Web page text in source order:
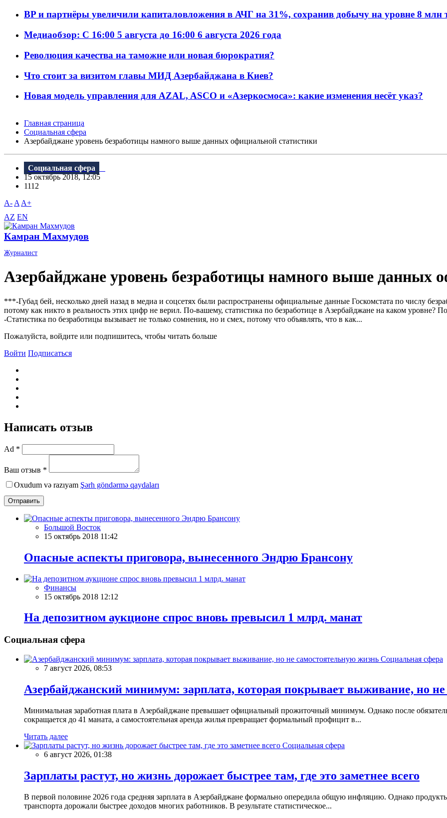
BP и партнёры увеличили капиталовложения в АЧГ на 31%, сохранив добычу на уровне 8 млн
Медиаобзор: С 16:00 5 августа до 16:00 6 августа 2026 года
Революция качества на таможне или новая бюрократия?
Что стоит за визитом главы МИД Азербайджана в Киев?
Новая модель управления для AZAL, ASCO и «Азеркосмоса»: какие изменения несёт указ?
Главная страница
Социальная сфера
Азербайджане уровень безработицы намного выше данных официальной статистики
Социальная сфера
15 октябрь 2018, 12:05
1112
A- A A+
AZ EN
Камран Махмудов
Журналист
Азербайджане уровень безработицы намного выше данных
***-Губад бей, несколько дней назад в медиа и соцсетях были распространены официальные данные Госкомстата по числу
потому как никто в реальность этих цифр не верил. По-вашему, статистика по безработице в Азербайджане на каком уровне?
-Статистика по безработицы вызывает не только сомнения, но и смех, потому что объявлять, что в как...
Пожалуйста, войдите или подпишитесь, чтобы читать больше
Войти Подписаться
Написать отзыв
Ad *
Ваш отзыв *
Oxudum və razıyam Şərh göndərmə qaydaları
Отправить
Большой Восток
15 октябрь 2018 11:42
Опасные аспекты приговора, вынесенного Эндрю Брансону
Финансы
15 октябрь 2018 12:12
На депозитном аукционе спрос вновь превысил 1 млрд. манат
Социальная сфера
Социальная сфера
7 август 2026, 08:53
Азербайджанский минимум: зарплата, которая покрывает выживание, но
Минимальная заработная плата в Азербайджане превышает официальный прожиточный минимум. Однако после
сокращается до 41 маната, а самостоятельная аренда жилья превращает формальный профицит в...
Читать далее
Социальная сфера
6 август 2026, 01:38
Зарплаты растут, но жизнь дорожает быстрее там, где это заметнее всего
В первой половине 2026 года средняя зарплата в Азербайджане формально опередила общую инфляцию. Однако
транспорта дорожали быстрее доходов многих работников. В результате статистическое...